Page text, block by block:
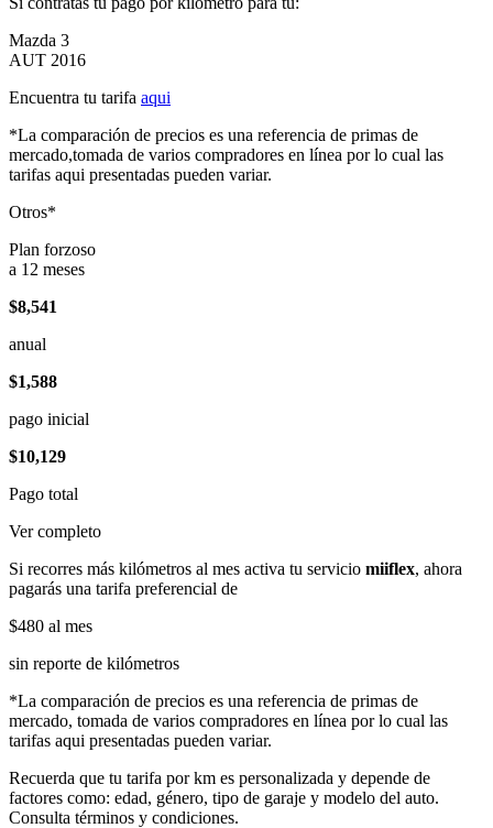
Mazda 3
AUT 2016
Encuentra tu tarifa aqui
*La comparación de precios es una referencia de primas de
mercado,tomada de varios compradores en línea por lo cual las
tarifas aqui presentadas pueden variar.
Otros*
Plan forzoso
a 12 meses
$8,541
anual
$1,588
pago inicial
$10,129
Pago total
Ver completo
Si recorres más kilómetros al mes activa tu servicio miiflex, ahora
pagarás una tarifa preferencial de
$480 al mes
sin reporte de kilómetros
*La comparación de precios es una referencia de primas de
mercado, tomada de varios compradores en línea por lo cual las
tarifas aqui presentadas pueden variar.
Recuerda que tu tarifa por km es personalizada y depende de
factores como: edad, género, tipo de garaje y modelo del auto.
Consulta términos y condiciones.